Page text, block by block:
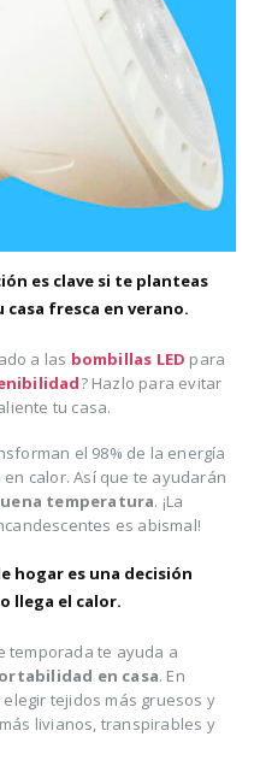
es clave si te planteas
fresca en verano.
a las bombillas LED para
? Hazlo para evitar
tu casa.
el 98% de la energía
en calor. Así que te ayudarán
temperatura. ¡La
es abismal!
hogar es una decisión
llega el calor.
temporada te ayuda a
en casa. En
tejidos más gruesos y
livianos, transpirables y